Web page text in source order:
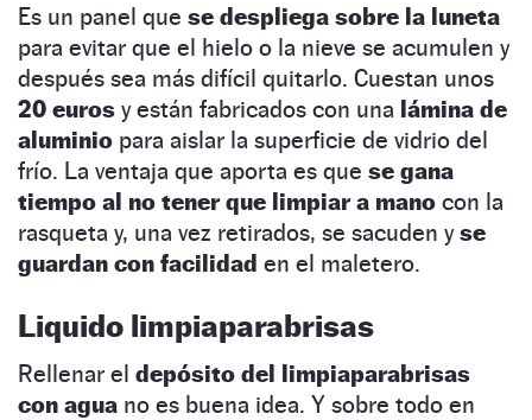
Es un panel que se despliega sobre la luneta
para evitar que el hielo o la nieve se acumulen y
después sea más difícil quitarlo. Cuestan unos
20 euros y están fabricados con una lámina de
aluminio para aislar la superficie de vidrio del
frío. La ventaja que aporta es que se gana
tiempo al no tener que limpiar a mano con la
rasqueta y, una vez retirados, se sacuden yse
guardan con facilidad en el maletero.
Liquido limpiaparabrisas
Rellenar el depósito del limpiaparabrisas
con agua no es buena idea. Y sobre todo en